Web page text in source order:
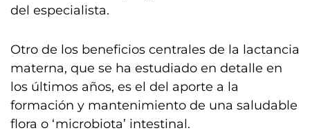
del especialista.
Otro de los beneficios centrales de la lactancia
materna, que se ha estudiado en detalle en
los últimos años, es el del aporte a la
formación y mantenimiento de una saludable
flora o ‘microbiota’ intestinal.